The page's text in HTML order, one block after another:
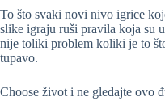
To što svaki novi nivo igrice
slike igraju ruši pravila koja su
nije toliki problem koliki je to
tupavo.
Choose život i ne gledajte ovo